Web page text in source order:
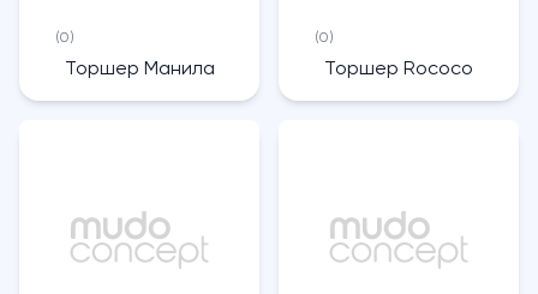
(0)
Торшер Манила
(0)
Торшер Rococo